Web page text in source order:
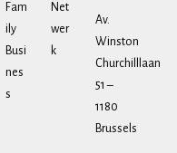
Fam
ily
Busi
nes
s
Net
wer
k
Av.
Winston
Churchilllaan
51 –
1180
Brussels